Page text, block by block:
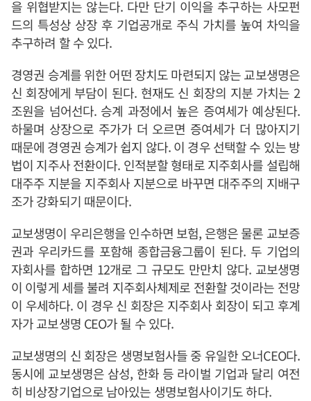
을 위협받지는 않는다. 다만 단기 이익을 추구하는 사모펀
드의 특성상 상장 후 기업공개로 주식 가치를 높여 차익을
추구하려 할 수 있다.
경영권 승계를 위한 어떤 장치도 마련되지 않는 교보생명은
신 회장에게 부담이 된다. 현재도 신 회장의 지분 가치는 2
조원을 넘어선다. 승계 과정에서 높은 증여세가 예상된다.
하물며 상장으로 주가가 더 오르면 증여세가 더 많아지기
때문에 경영권 승계가 쉽지 않다. 이 경우 선택할 수 있는 방
법이 지주사 전환이다. 인적분할 형태로 지주회사를 설립해
대주주 지분을 지주회사 지분으로 바꾸면 대주주의 지배구
조가 강화되기 때문이다.
교보생명이 우리은행을 인수하면 보험, 은행은 물론 교보증
권과 우리카드를 포함해 종합금융그룹이 된다. 두 기업의
자회사를 합하면 12개로 그 규모도 만만치 않다. 교보생명
이 이렇게 세를 불려 지주회사체제로 전환할 것이라는 전망
이 우세하다. 이 경우 신 회장은 지주회사 회장이 되고 후계
자가 교보생명 CEO가 될 수 있다.
교보생명의 신 회장은 생명보험사들 중 유일한 오너CEO다.
동시에 교보생명은 삼성, 한화 등 라이벌 기업과 달리 여전
히 비상장기업으로 남아있는 생명보험사이기도 하다.